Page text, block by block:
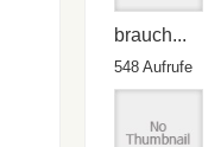
brauch...
548 Aufrufe